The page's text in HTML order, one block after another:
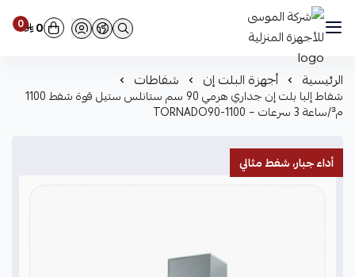
شركة الموسى للأجهزة المنزلية 0 0
الرئيسية أجهزة البلت إن شفاطات
شفاط إلبا بلت إن جداري هرمي 90 سم ستانلس ستيل قوة شفط 1100
م³/ساعة 3 سرعات – TORNADO90-1100
أداء جبار، شفط مثالي